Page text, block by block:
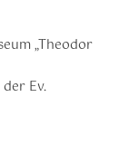
„Theodor
Ev.